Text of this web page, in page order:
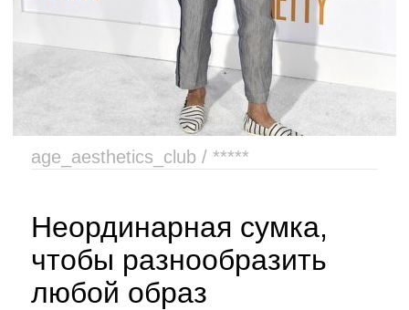
age_aesthetics_club / *****
Неординарная сумка,
чтобы разнообразить
любой образ